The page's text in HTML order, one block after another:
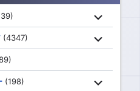
(4347)
(198)